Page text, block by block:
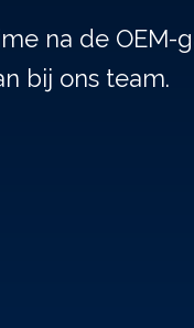
na de OEM-
bij ons team.